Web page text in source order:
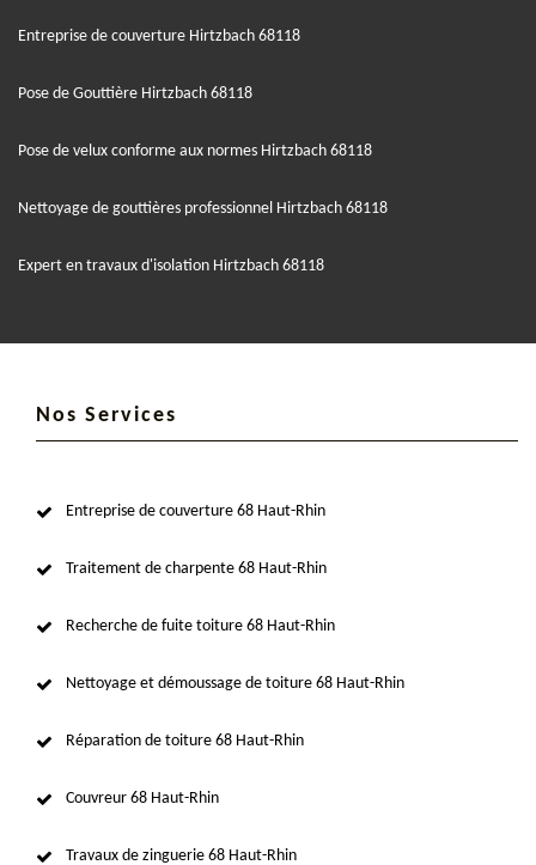
Entreprise de couverture Hirtzbach 68118
Pose de Gouttière Hirtzbach 68118
Pose de velux conforme aux normes Hirtzbach 68118
Nettoyage de gouttières professionnel Hirtzbach 68118
Expert en travaux d'isolation Hirtzbach 68118
Nos Services
Entreprise de couverture 68 Haut-Rhin
Traitement de charpente 68 Haut-Rhin
Recherche de fuite toiture 68 Haut-Rhin
Nettoyage et démoussage de toiture 68 Haut-Rhin
Réparation de toiture 68 Haut-Rhin
Couvreur 68 Haut-Rhin
Travaux de zinguerie 68 Haut-Rhin